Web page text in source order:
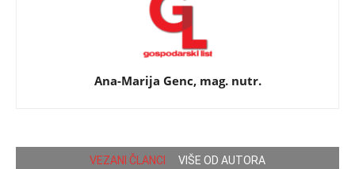
Ana-Marija Genc, mag. nutr.
VEZANI ČLANCI VIŠE OD AUTORA